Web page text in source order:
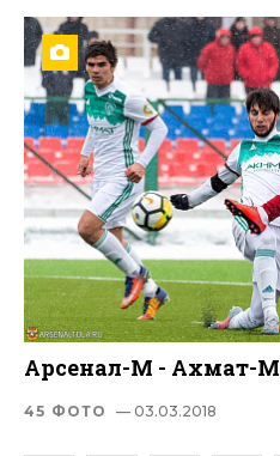
Арсенал-М - Ахмат-М
45 ФОТО — 03.03.2018